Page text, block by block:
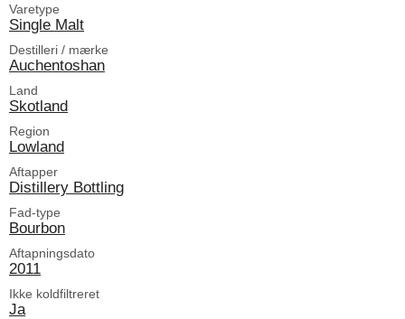
Varetype
Single Malt
Destilleri / mærke
Auchentoshan
Land
Skotland
Region
Lowland
Aftapper
Distillery Bottling
Fad-type
Bourbon
Aftapningsdato
2011
Ikke koldfiltreret
Ja